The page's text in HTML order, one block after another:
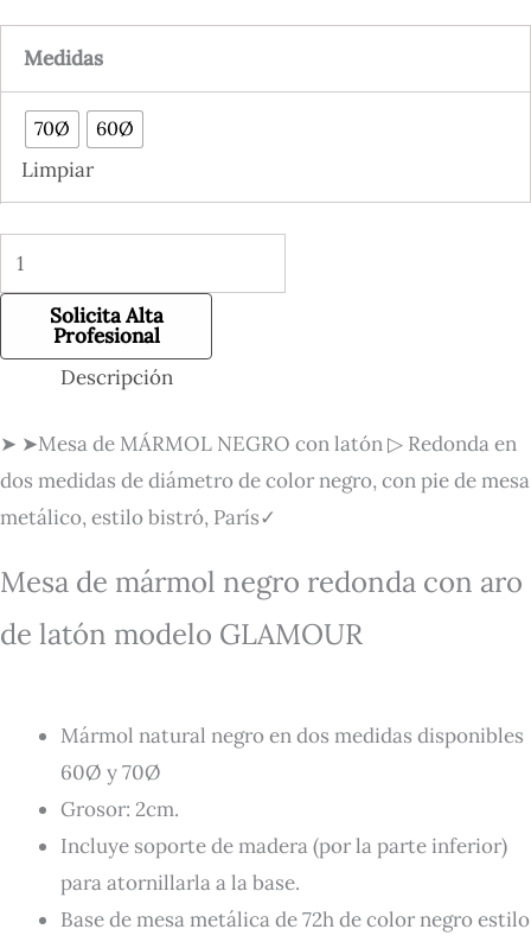
Medidas
70Ø 60Ø
Limpiar
Solicita Alta
Profesional
Descripción
➤ ➤Mesa de MÁRMOL NEGRO con latón ▷ Redonda en
dos medidas de diámetro de color negro, con pie de mesa
metálico, estilo bistró, París✓
Mesa de mármol negro redonda con aro
de latón modelo GLAMOUR
Mármol natural negro en dos medidas disponibles
60Ø y 70Ø
Grosor: 2cm.
Incluye soporte de madera (por la parte inferior)
para atornillarla a la base.
Base de mesa metálica de 72h de color negro estilo